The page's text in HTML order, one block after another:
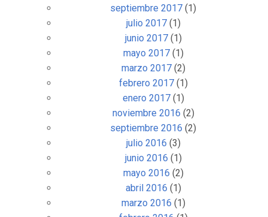
septiembre 2017 (1)
julio 2017(1)
junio 2017(1)
mayo 2017(1)
marzo 2017(2)
febrero 2017(1)
enero 2017(1)
noviembre 2016 (2)
septiembre 2016 (2)
julio 2016 (3)
junio 2016 (1)
mayo 2016 (2)
abril 2016 (1)
marzo 2016 (1)